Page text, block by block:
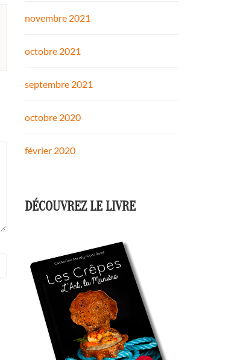
novembre 2021
octobre 2021
septembre 2021
octobre 2020
février 2020
DÉCOUVREZ LE LIVRE